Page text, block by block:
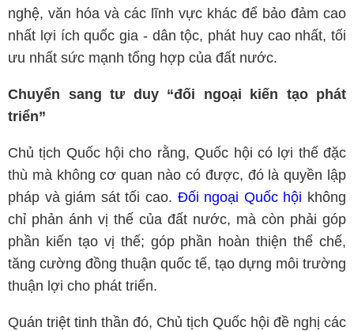
nghệ, văn hóa và các lĩnh vực khác để bảo đảm cao
nhất lợi ích quốc gia - dân tộc, phát huy cao nhất, tối
ưu nhất sức mạnh tổng hợp của đất nước.
Chuyển sang tư duy “đối ngoại kiến tạo phát
triển”
Chủ tịch Quốc hội cho rằng, Quốc hội có lợi thế đặc
thù mà không cơ quan nào có được, đó là quyền lập
pháp và giám sát tối cao. Đối ngoại Quốc hội không
chỉ phản ánh vị thế của đất nước, mà còn phải góp
phần kiến tạo vị thế; góp phần hoàn thiện thể chế,
tăng cường đồng thuận quốc tế, tạo dựng môi trường
thuận lợi cho phát triển.
Quán triệt tinh thần đó, Chủ tịch Quốc hội đề nghị các